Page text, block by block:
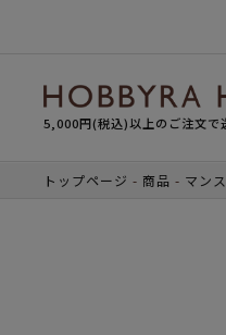
5,000円(税込)以上のご注文で
トップページ 商品 マン